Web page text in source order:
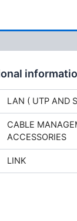
LAN ( UTP AND
CABLE
ACCESSORIES
LINK